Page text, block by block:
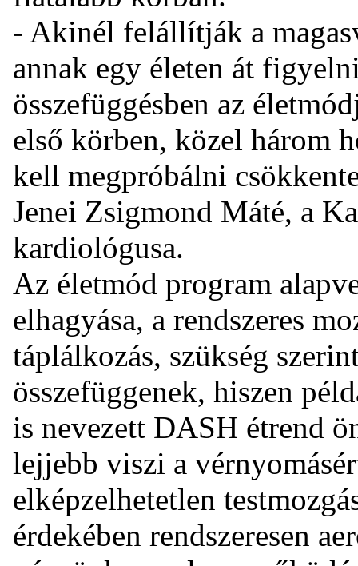
- Akinél felállítják a
annak egy életen át
összefüggésben az
első körben, közel három
kell megpróbálni
Jenei Zsigmond Máté, a
kardiológusa.
Az életmód program
elhagyása, a rendszeres
táplálkozás, szükség
összefüggenek, hiszen
is nevezett DASH étrend
lejjebb viszi a
elképzelhetetlen
érdekében rendszeresen